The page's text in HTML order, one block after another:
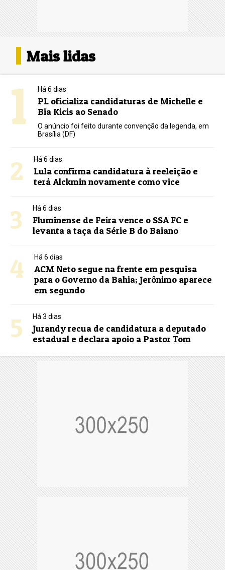
Mais lidas
1 Há 6 dias
PL oficializa candidaturas de Michelle e
Bia Kicis ao Senado
O anúncio foi feito durante convenção da legenda, em
Brasília (DF)
2 Há 6 dias
Lula confirma candidatura à reeleição e
terá Alckmin novamente como vice
3 Há 6 dias
Fluminense de Feira vence o SSA FC e
levanta a taça da Série B do Baiano
4 Há 6 dias
ACM Neto segue na frente em pesquisa
para o Governo da Bahia; Jerônimo aparece
em segundo
5 Há 3 dias
Jurandy recua de candidatura a deputado
estadual e declara apoio a Pastor Tom